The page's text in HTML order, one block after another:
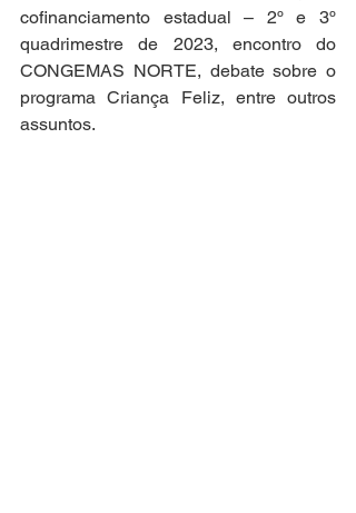
cofinanciamento estadual – 2º e 3º
quadrimestre de 2023, encontro do
CONGEMAS NORTE, debate sobre o
programa Criança Feliz, entre outros
assuntos.